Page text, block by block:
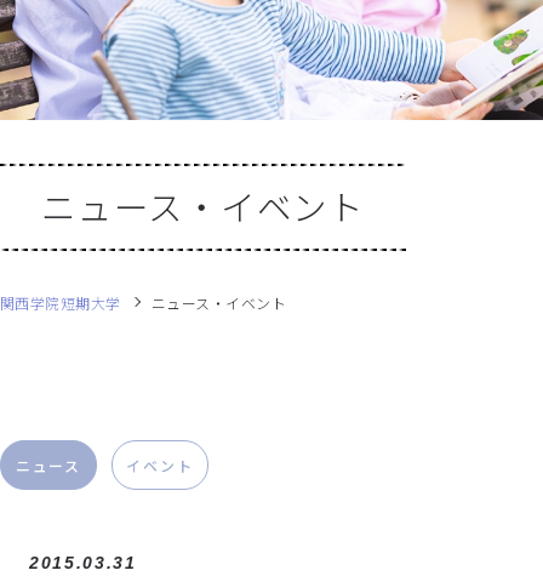
ニュース・イベント
関西学院短期大学 ニュース・イベント
ニュース イベント
2015.03.31